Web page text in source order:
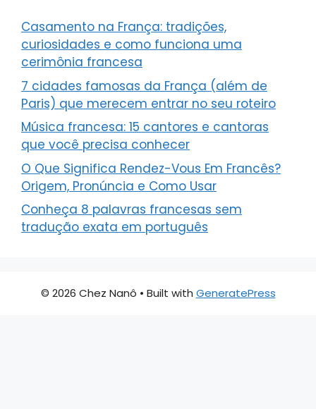
Casamento na França: tradições,
curiosidades e como funciona uma
cerimônia francesa
7 cidades famosas da França (além de
Paris) que merecem entrar no seu roteiro
Música francesa: 15 cantores e cantoras
que você precisa conhecer
O Que Significa Rendez-Vous Em Francês?
Origem, Pronúncia e Como Usar
Conheça 8 palavras francesas sem
tradução exata em português
© 2026 Chez Nanô • Built with GeneratePress